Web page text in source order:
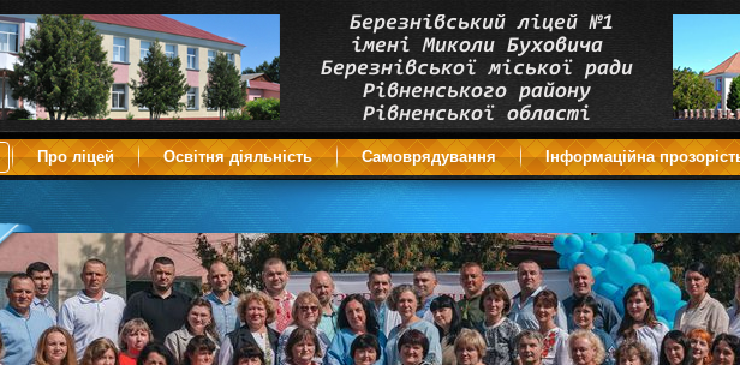
Про ліцей Освітня діяльність Самоврядування Інформаційна